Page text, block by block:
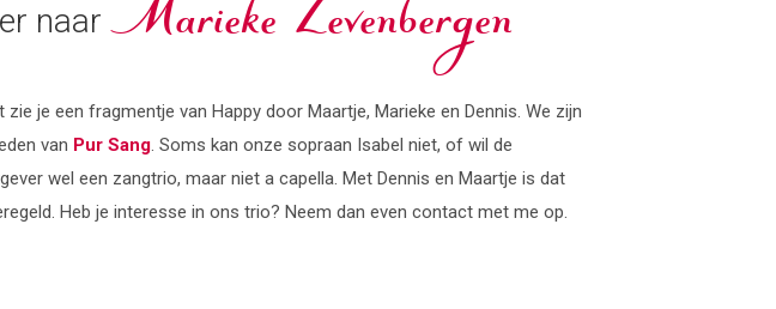
naar Marieke Zevenbergen
zie je een fragmentje van Happy door Maartje, Marieke en Dennis. We zijn
van Pur Sang. Soms kan onze sopraan Isabel niet, of wil de
wel een zangtrio, maar niet a capella. Met Dennis en Maartje is dat
Heb je interesse in ons trio? Neem dan even contact met me op.